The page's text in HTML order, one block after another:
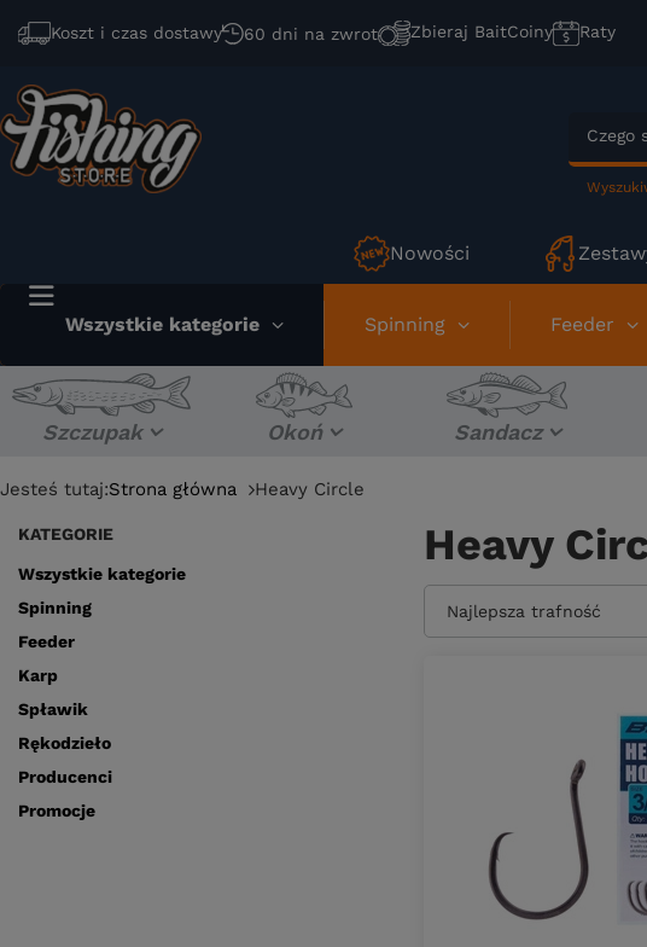
Koszt i czas dostawy 60 dni na zwrot Zbieraj BaitCoiny Raty
Nowości
Wszystkie kategorie Spinning Feeder
Szczupak Okoń Sandacz
Jesteś tutaj:Strona główna Heavy Circle
KATEGORIE
Wszystkie kategorie
Spinning
Feeder
Karp
Spławik
Rękodzieło
Producenci
Promocje
Heavy
Zmień sortowanie
Najlepsza trafność